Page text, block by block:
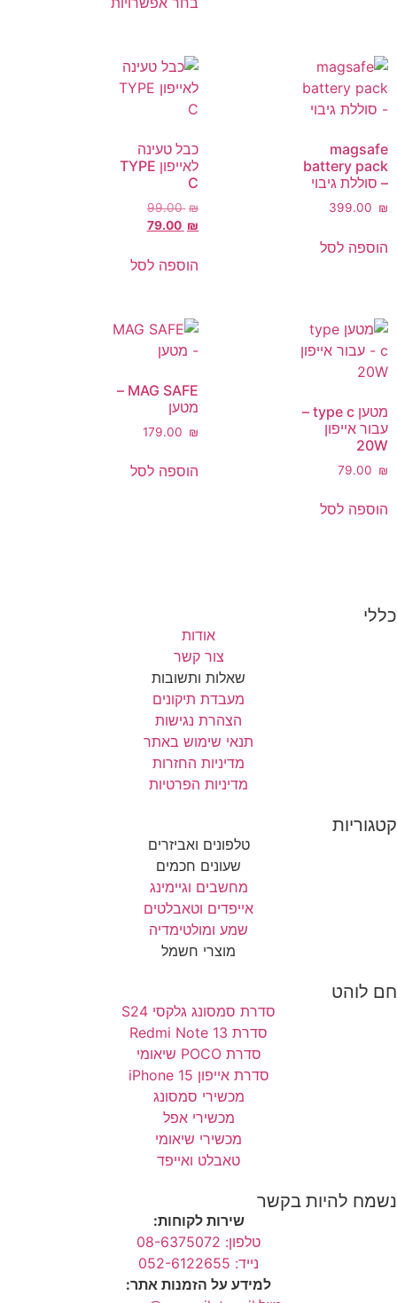
magsafe
battery pack
– סוללת גיבוי
‎399.00 ₪
הוספה לסל
כבל טעינה
לאייפון TYPE
C
‎99.00 ₪
‎79.00 ₪
הוספה לסל
מטען type c –
עבור אייפון
20W
‎79.00 ₪
הוספה לסל
MAG SAFE –
מטען
‎179.00 ₪
הוספה לסל
כללי
אודות
צור קשר
שאלות ותשובות
מעבדת תיקונים
הצהרת נגישות
תנאי שימוש באתר
מדיניות החזרות
מדיניות הפרטיות
קטגוריות
טלפונים ואביזרים
שעונים חכמים
מחשבים וגיימינג
אייפדים וטאבלטים
שמע ומולטימדיה
מוצרי חשמל
חם לוהט
סדרת סמסונג גלקסי S24
סדרת Redmi Note 13
סדרת POCO שיאומי
סדרת אייפון 15 iPhone
מכשירי סמסונג
מכשירי אפל
מכשירי שיאומי
טאבלט ואייפד
נשמח להיות בקשר
שירות לקוחות:
טלפון: 08-6375072
נייד: 052-6122655
למידע על הזמנות אתר: